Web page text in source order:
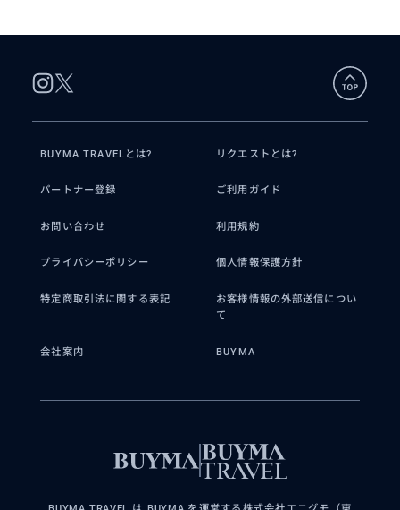
プライベート観光
40代 2026/2/17
夫婦、子供3人、祖母1名の6人旅行でし
た。1日目は水上マーケット〜象乗り〜ア
ト案内と行きたいところにフルアテン...
BUYMA TRAVELとは? リクエストとは?
パートナー登録 ご利用ガイド
お問い合わせ 利用規約
プライバシーポリシー 個人情報保護方針
特定商取引法に関する表記
お客様情報の外部送信につい
て
会社案内 BUYMA